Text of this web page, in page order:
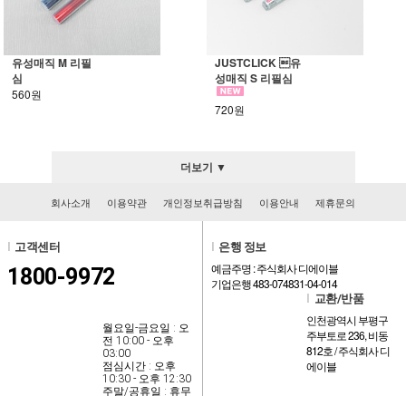
유성매직 M 리필
심
560원
JUSTCLICK 유
성매직 S 리필심
720원
더보기 ▼
회사소개 이용약관 개인정보취급방침 이용안내 제휴문의
고객센터
1800-9972
월요일-금요일 : 오
전 10:00 - 오후
03:00
점심시간 : 오후
10:30 - 오후 12:30
주말/공휴일 : 휴무
은행 정보
예금주명 : 주식회사 디에이블
기업은행 483-074831-04-014
교환/반품
인천광역시 부평구
주부토로 236, 비동
812호 / 주식회사 디
에이블